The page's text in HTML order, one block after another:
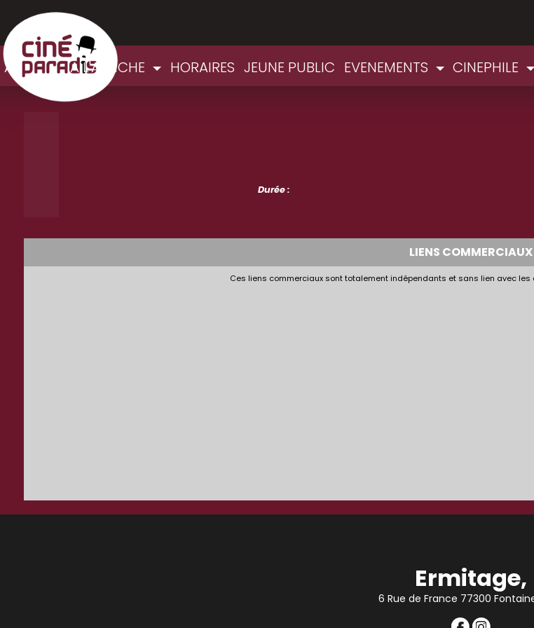
ACCUEIL A L'AFFICHE HORAIRES JEUNE PUBLIC EVENEMENTS CINEPHILE
Durée :
LIENS COMMERCIAUX
Ces liens commerciaux sont totalement indépendants et sans lien avec
Ermitage,
6 Rue de France 77300